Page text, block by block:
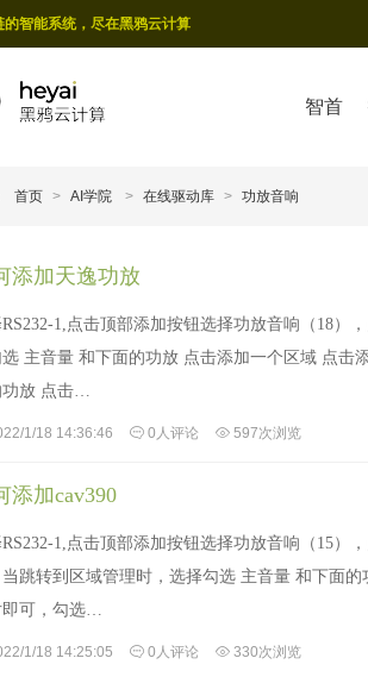
的智能系统，尽在黑鸦云计算
智首
首页 > AI学院 > 在线驱动库 > 功放音响
添加天逸功放
1,点击顶部添加按钮选择功放音响（18）
主音量 和下面的功放 点击添加一个区域 点击
功放 点击…
1/18 14:36:46 0人评论 597次浏览
添加cav390
1,点击顶部添加按钮选择功放音响（15）
跳转到区域管理时，选择勾选 主音量 和下面
即可，勾选…
1/18 14:25:05 0人评论 330次浏览